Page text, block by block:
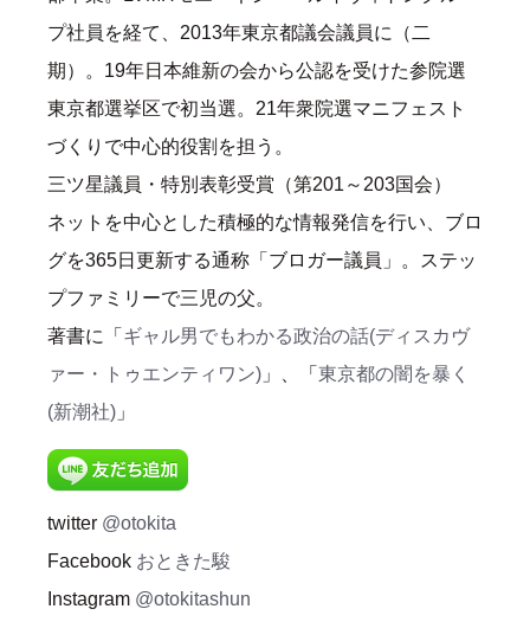
プ社員を経て、2013年東京都議会議員に（二
期）。19年日本維新の会から公認を受けた参院選
東京都選挙区で初当選。21年衆院選マニフェスト
づくりで中心的役割を担う。
三ツ星議員・特別表彰受賞（第201～203国会）
ネットを中心とした積極的な情報発信を行い、ブロ
グを365日更新する通称「ブロガー議員」。ステッ
プファミリーで三児の父。
著書に「 ギャル男でもわかる政治の話(ディスカヴ
ァー・トゥエンティワン) 」、「 東京都の闇を暴く
(新潮社) 」
twitter @otokita
Facebook おときた駿
Instagram @otokitashun